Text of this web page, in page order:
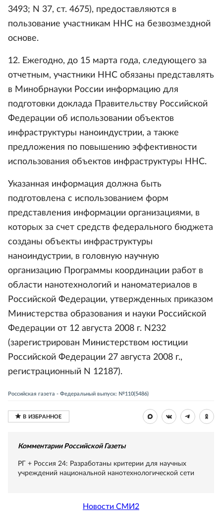
3493; N 37, ст. 4675), предоставляются в
пользование участникам ННС на безвозмездной
основе.
12. Ежегодно, до 15 марта года, следующего за
отчетным, участники ННС обязаны представлять
в Минобрнауки России информацию для
подготовки доклада Правительству Российской
Федерации об использовании объектов
инфраструктуры наноиндустрии, а также
предложения по повышению эффективности
использования объектов инфраструктуры ННС.
Указанная информация должна быть
подготовлена с использованием форм
представления информации организациями, в
которых за счет средств федерального бюджета
созданы объекты инфраструктуры
наноиндустрии, в головную научную
организацию Программы координации работ в
области нанотехнологий и наноматериалов в
Российской Федерации, утвержденных приказом
Министерства образования и науки Российской
Федерации от 12 августа 2008 г. N232
(зарегистрирован Министерством юстиции
Российской Федерации 27 августа 2008 г.,
регистрационный N 12187).
Российская газета - Федеральный выпуск: №110(5486)
Комментарии Российской Газеты
РГ + Россия 24: Разработаны критерии для научных
учреждений национальной нанотехнологической сети
Новости СМИ2